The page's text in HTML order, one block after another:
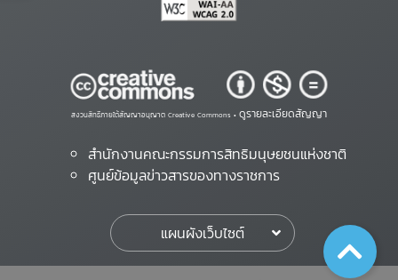
สงวนสิทธิ์ภายใต้สัญญาอนุญาต Creative Commons • ดูรายละเอียดสัญญา
สำนักงานคณะกรรมการสิทธิมนุษยชนแห่งชาติ
ศูนย์ข้อมูลข่าวสารของทางราชการ
แผนผังเว็บไซต์